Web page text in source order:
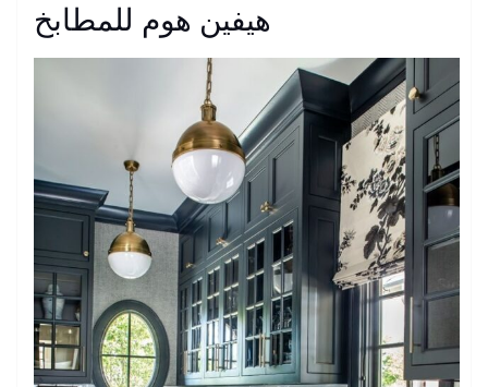
هيفين هوم للمطابخ